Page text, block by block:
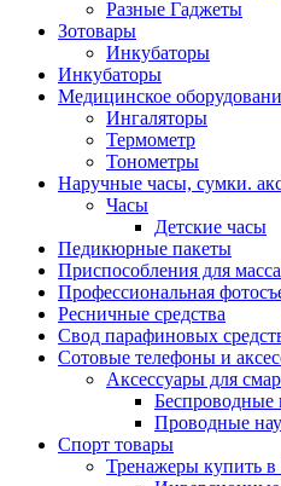
Разные Гаджеты
Зотовары
Инкубаторы
Инкубаторы
Медицинское
Ингаляторы
Термометр
Тонометры
Наручные часы, сумки.
Часы
Детские часы
Педикюрные пакеты
Приспособления для
Профессиональная
Ресничные средства
Свод парафиновых
Сотовые телефоны и
Аксессуары для
Проводные
Спорт товары
Тренажеры купить